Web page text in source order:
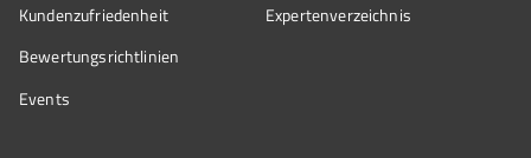
Kundenzufriedenheit
Bewertungs­richtlinien
Events
Expertenverzeichnis